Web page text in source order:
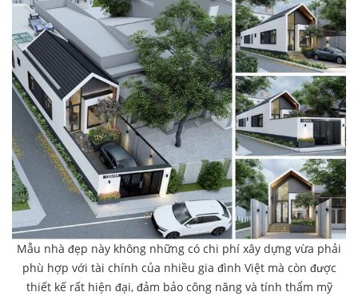
Mẫu nhà đẹp này không những có chi phí xây dựng vừa phải
phù hợp với tài chính của nhiều gia đình Việt mà còn được
thiết kế rất hiện đại, đảm bảo công năng và tính thẩm mỹ